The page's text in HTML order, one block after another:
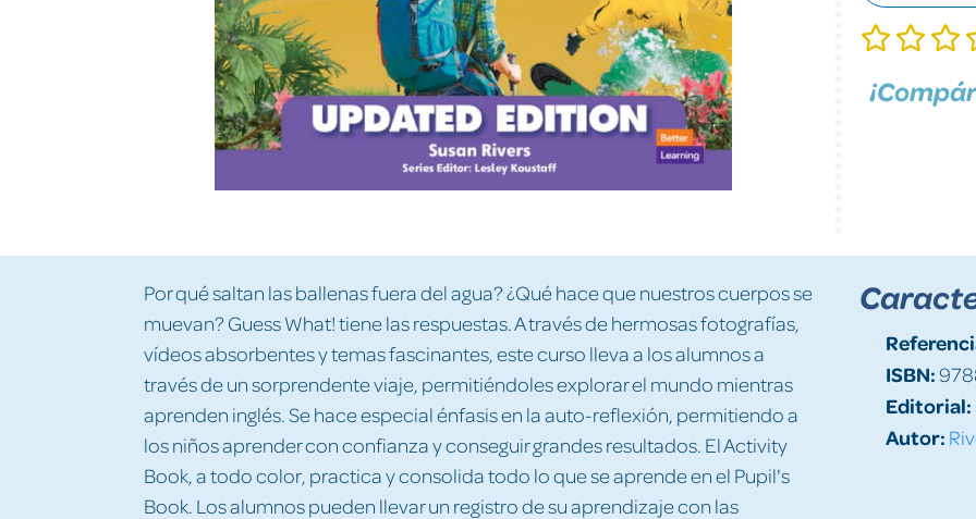
Por qué saltan las ballenas fuera del agua? ¿Qué hace que nuestros cuerpos se
muevan? Guess What! tiene las respuestas. A través de hermosas fotografías,
vídeos absorbentes y temas fascinantes, este curso lleva a los alumnos a
través de un sorprendente viaje, permitiéndoles explorar el mundo mientras
aprenden inglés. Se hace especial énfasis en la auto-reflexión, permitiendo a
los niños aprender con confianza y conseguir grandes resultados. El Activity
Book, a todo color, practica y consolida todo lo que se aprende en el Pupil's
Book. Los alumnos pueden llevar un registro de su aprendizaje con las
ISBN:
Editorial:
Autor: